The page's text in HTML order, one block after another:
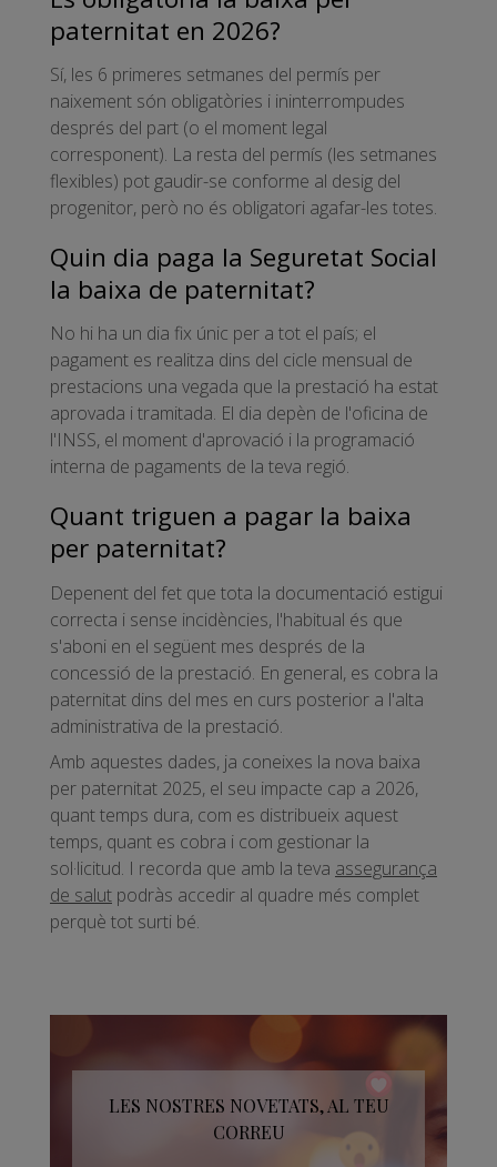
paternitat en 2026?
Sí, les 6 primeres setmanes del permís per
naixement són obligatòries i ininterrompudes
després del part (o el moment legal
corresponent). La resta del permís (les setmanes
flexibles) pot gaudir-se conforme al desig del
progenitor, però no és obligatori agafar-les totes.
Quin dia paga la Seguretat Social
la baixa de paternitat?
No hi ha un dia fix únic per a tot el país; el
pagament es realitza dins del cicle mensual de
prestacions una vegada que la prestació ha estat
aprovada i tramitada. El dia depèn de l'oficina de
l'INSS, el moment d'aprovació i la programació
interna de pagaments de la teva regió.
Quant triguen a pagar la baixa
per paternitat?
Depenent del fet que tota la documentació estigui
correcta i sense incidències, l'habitual és que
s'aboni en el següent mes després de la
concessió de la prestació. En general, es cobra la
paternitat dins del mes en curs posterior a l'alta
administrativa de la prestació.
Amb aquestes dades, ja coneixes la nova baixa
per paternitat 2025, el seu impacte cap a 2026,
quant temps dura, com es distribueix aquest
temps, quant es cobra i com gestionar la
sol·licitud. I recorda que amb la teva assegurança
de salut podràs accedir al quadre més complet
perquè tot surti bé.
LES NOSTRES NOVETATS, AL TEU
CORREU